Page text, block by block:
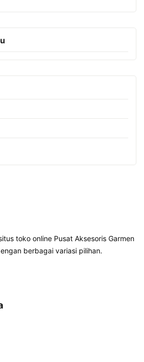
toko online Pusat Aksesoris Garmen
berbagai variasi pilihan.